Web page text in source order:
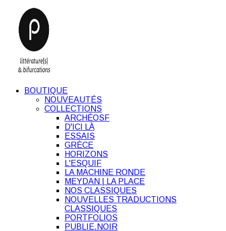
BOUTIQUE
NOUVEAUTÉS
COLLECTIONS
ARCHÉOSF
D'ICI LÀ
ESSAIS
GRÈCE
HORIZONS
L'ESQUIF
LA MACHINE RONDE
MEYDAN | LA PLACE
NOS CLASSIQUES
NOUVELLES TRADUCTIONS
CLASSIQUES
PORTFOLIOS
PUBLIE.NOIR